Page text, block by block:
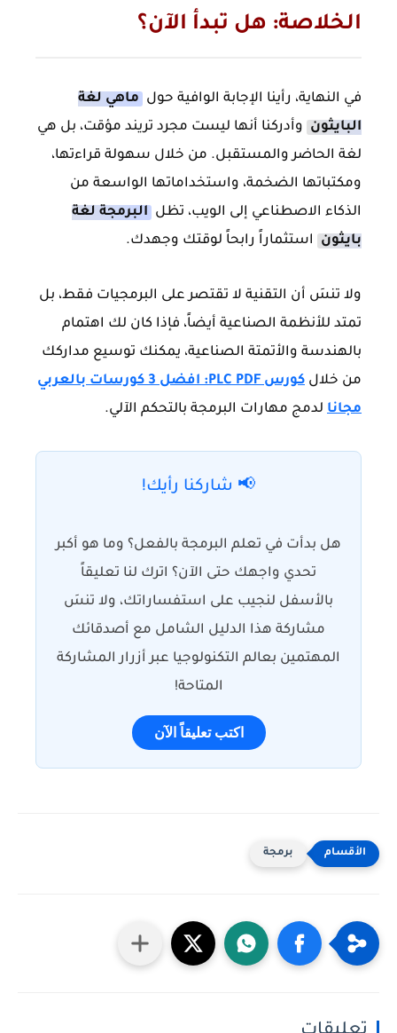
الخلاصة: هل تبدأ الآن؟
في النهاية، رأينا الإجابة الوافية حول ماهي لغة
البايثون وأدركنا أنها ليست مجرد تريند مؤقت، بل هي
لغة الحاضر والمستقبل. من خلال سهولة قراءتها،
ومكتباتها الضخمة، واستخداماتها الواسعة من
الذكاء الاصطناعي إلى الويب، تظل البرمجة لغة
بايثون
استثماراً رابحاً لوقتك وجهدك.
ولا تنسَ أن التقنية لا تقتصر على البرمجيات فقط، بل
تمتد للأنظمة الصناعية أيضاً، فإذا كان لك اهتمام
بالهندسة والأتمتة الصناعية، يمكنك توسيع مداركك
من خلال
كورس PLC PDF: افضل 3 كورسات بالعربي
مجانا لدمج مهارات البرمجة بالتحكم الآلي.
📢 شاركنا رأيك!
هل بدأت في تعلم البرمجة بالفعل؟ وما هو أكبر
تحدي واجهك حتى الآن؟ اترك لنا تعليقاً
بالأسفل لنجيب على استفساراتك، ولا تنسَ
مشاركة هذا الدليل الشامل مع أصدقائك
المهتمين بعالم التكنولوجيا عبر أزرار المشاركة
المتاحة!
اكتب تعليقاً الآن
برمجة